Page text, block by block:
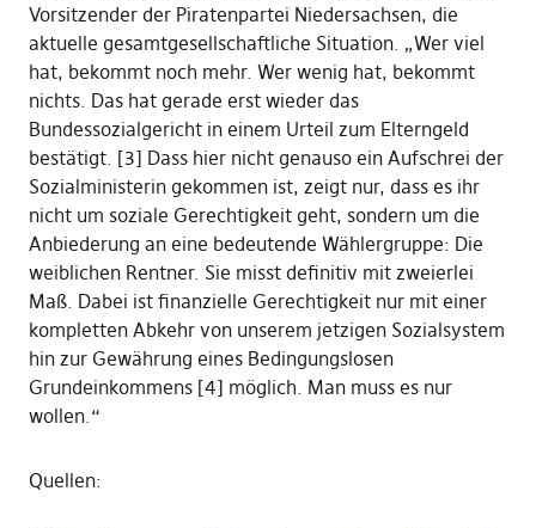
Vorsitzender der Piratenpartei Niedersachsen, die
aktuelle gesamtgesellschaftliche Situation. „Wer viel
hat, bekommt noch mehr. Wer wenig hat, bekommt
nichts. Das hat gerade erst wieder das
Bundessozialgericht in einem Urteil zum Elterngeld
bestätigt. [3] Dass hier nicht genauso ein Aufschrei der
Sozialministerin gekommen ist, zeigt nur, dass es ihr
nicht um soziale Gerechtigkeit geht, sondern um die
Anbiederung an eine bedeutende Wählergruppe: Die
weiblichen Rentner. Sie misst definitiv mit zweierlei
Maß. Dabei ist finanzielle Gerechtigkeit nur mit einer
kompletten Abkehr von unserem jetzigen Sozialsystem
hin zur Gewährung eines Bedingungslosen
Grundeinkommens [4] möglich. Man muss es nur
wollen.“
Quellen: